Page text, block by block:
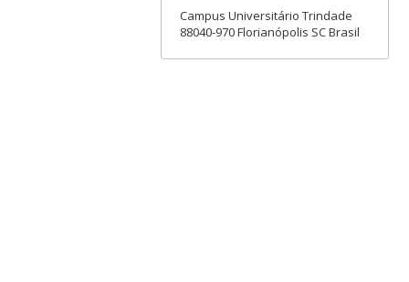
Campus Universitário Trindade
88040-970 Florianópolis SC Brasil